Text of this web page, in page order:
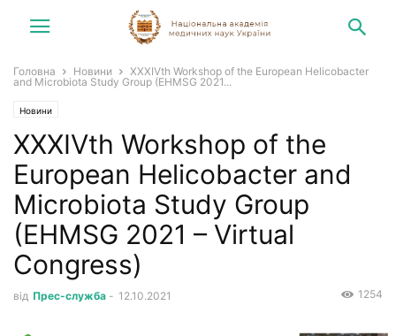
Головна Новини
XXXIVth Workshop of the European Helicobacter
and Microbiota Study Group (EHMSG 2021...
Новини
XXXIVth Workshop of the
European Helicobacter and
Microbiota Study Group
(EHMSG 2021 – Virtual
Congress)
від Прес-служба - 12.10.2021 1254